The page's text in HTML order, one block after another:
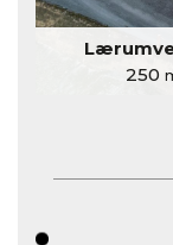
250